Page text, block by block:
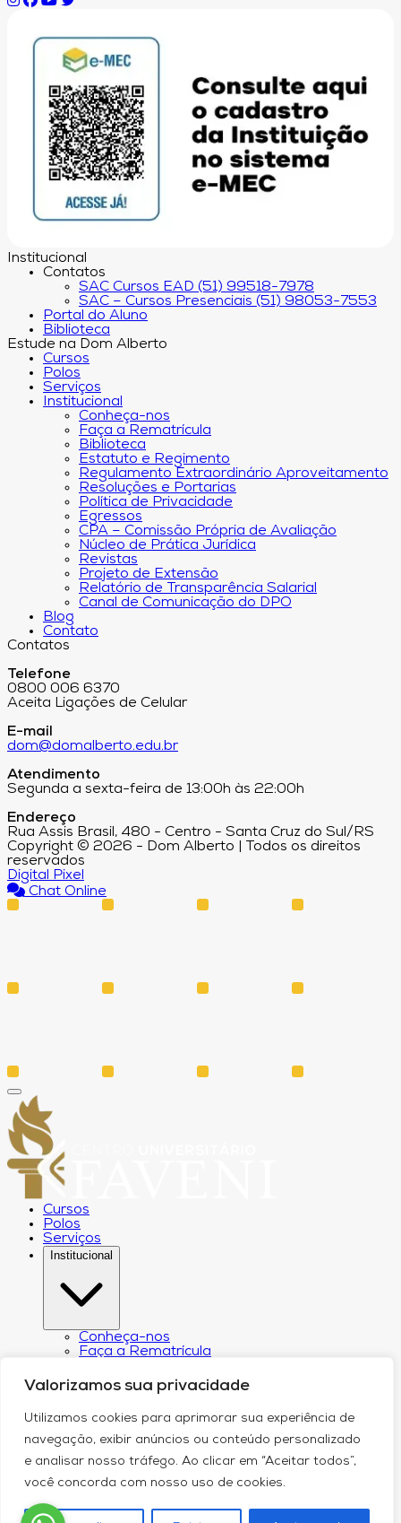
Valorizamos sua privacidade
Utilizamos cookies para aprimorar sua experiência de
navegação, exibir anúncios ou conteúdo personalizado
e analisar nosso tráfego. Ao clicar em “Aceitar todos”,
você concorda com nosso uso de cookies.
Institucional
Contatos
SAC Cursos EAD (51) 99518-7978
SAC – Cursos Presenciais (51) 98053-7553
Portal do Aluno
Biblioteca
Estude na Dom Alberto
Cursos
Polos
Serviços
Institucional
Conheça-nos
Faça a Rematrícula
Biblioteca
Estatuto e Regimento
Regulamento Extraordinário Aproveitamento
Resoluções e Portarias
Política de Privacidade
Egressos
CPA – Comissão Própria de Avaliação
Núcleo de Prática Jurídica
Revistas
Projeto de Extensão
Relatório de Transparência Salarial
Canal de Comunicação do DPO
Blog
Contato
Contatos
Telefone
0800 006 6370
Aceita Ligações de Celular
E-mail
dom@domalberto.edu.br
Atendimento
Segunda a sexta-feira de 13:00h às 22:00h
Endereço
Rua Assis Brasil, 480 - Centro - Santa Cruz do Sul/RS
Copyright © 2026 - Dom Alberto | Todos os direitos
reservados
Digital Pixel
Chat Online
Cursos
Polos
Serviços
Institucional
Conheça-nos
Faça a Rematrícula
Estatuto e Regimento
Regulamento Extraordinário Aproveitamento
Política de Privacidade
Egressos
Núcleo de Prática Jurídica
Revistas
Relatório de Transparência Salarial